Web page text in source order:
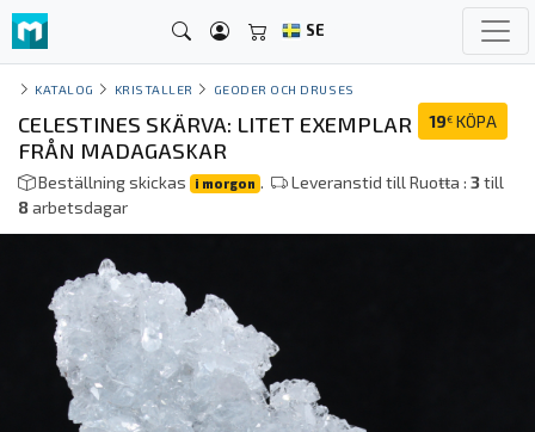
SE
KATALOG KRISTALLER GEODER OCH DRUSES
19€ KÖPA
CELESTINES SKÄRVA: LITET EXEMPLAR
FRÅN MADAGASKAR
Beställning skickas i morgon . Leveranstid till Ruoŧŧa :3till
8arbetsdagar